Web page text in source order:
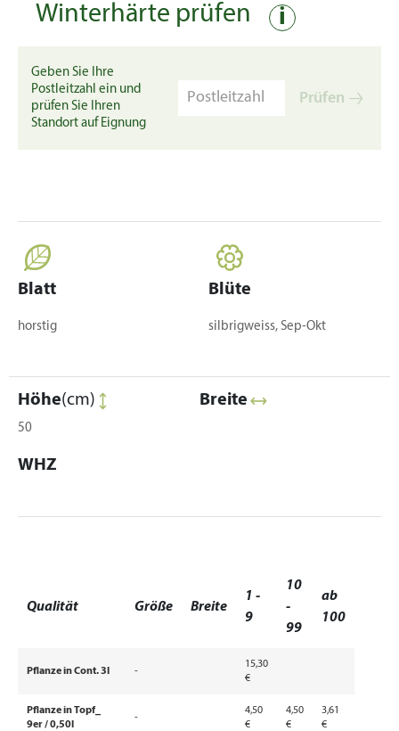
Winterhärte prüfen i
Geben Sie Ihre
Postleitzahl ein und
prüfen Sie Ihren
Standort auf Eignung
Prüfen
Blatt
horstig
Blüte
silbrigweiss, Sep-Okt
Höhe(cm)
50
Breite
WHZ
Qualität Größe Breite
1 -
9
10
-
99
ab
100
Pflanze in Cont. 3l -
15,30
€
Pflanze in Topf_
9er / 0,50l
-
4,50
€
4,50
€
3,61
€